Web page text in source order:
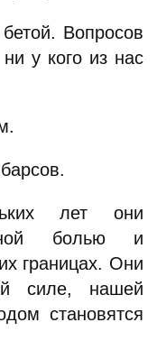
Вопросов
у кого из нас
лет они
болью и
границах. Они
силе, нашей
становятся